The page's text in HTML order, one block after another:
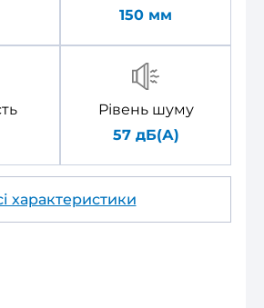
150 мм
Рівень шуму
57 дБ(А)
характеристики